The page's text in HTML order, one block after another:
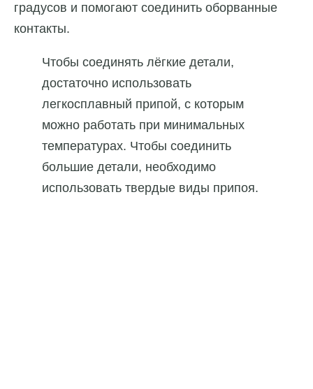
градусов и помогают соединить оборванные
контакты.
Чтобы соединять лёгкие детали,
достаточно использовать
легкосплавный припой, с которым
можно работать при минимальных
температурах. Чтобы соединить
большие детали, необходимо
использовать твердые виды припоя.